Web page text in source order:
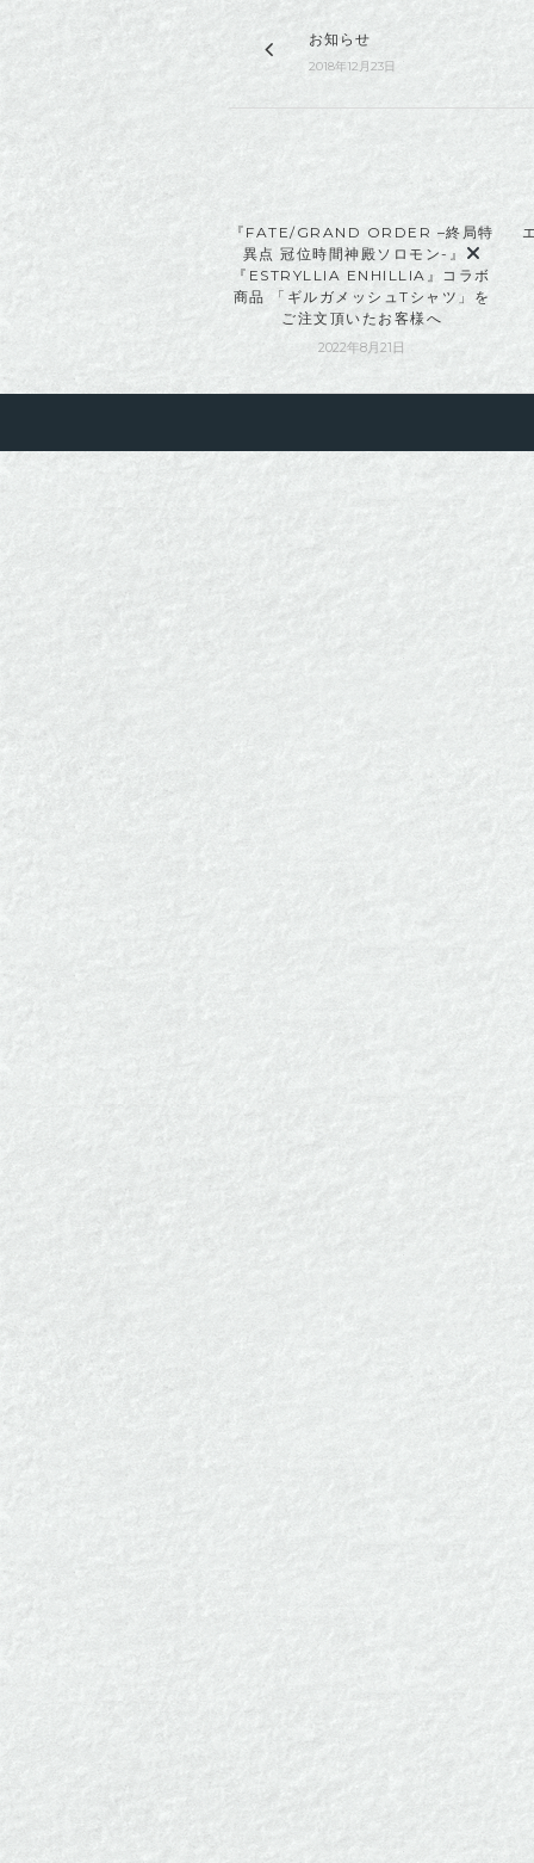
お知らせ
2018年12月23日
『FATE/GRAND ORDER –終局特
異点 冠位時間神殿ソロモン-』
『ESTRYLLIA ENHILLIA』コラボ
商品 「ギルガメッシュTシャツ」を
ご注文頂いたお客様へ
2022年8月21日